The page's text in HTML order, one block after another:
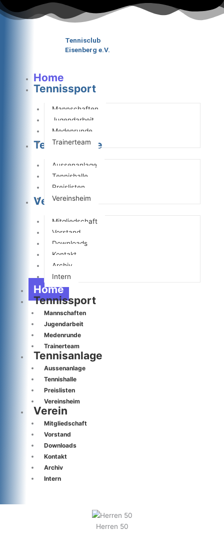
Zum
Inhalt
Tennisclub
Eisenberg e.V.
Home
Tennissport
Mannschaften
Jugendarbeit
Medenrunde
Trainerteam
Tennisanlage
Aussenanlage
Tennishalle
Preislisten
Vereinsheim
Verein
Mitgliedschaft
Vorstand
Downloads
Kontakt
Archiv
Intern
Home
Tennissport
Mannschaften
Jugendarbeit
Medenrunde
Trainerteam
Tennisanlage
Aussenanlage
Tennishalle
Preislisten
Vereinsheim
Verein
Mitgliedschaft
Vorstand
Downloads
Kontakt
Archiv
Intern
Herren 50